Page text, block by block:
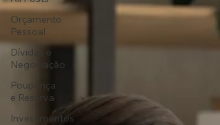
Orçamento
Pessoal
Dívidas e
Negociação
Poupança
e Reserva
Investimentos